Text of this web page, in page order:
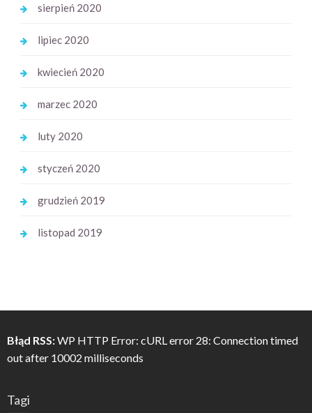
sierpień 2020
lipiec 2020
kwiecień 2020
marzec 2020
luty 2020
styczeń 2020
grudzień 2019
listopad 2019
Błąd RSS:WP HTTP Error: cURL error 28: Connection timed
out after 10002 milliseconds
Tagi